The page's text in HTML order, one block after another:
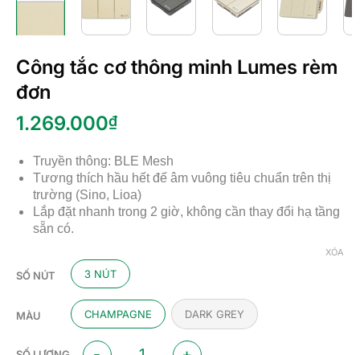
Công tắc cơ thông minh Lumes rèm
đơn
1.269.000₫
Truyền thông: BLE Mesh
Tương thích hầu hết đế âm vuông tiêu chuẩn trên thị
trường (Sino, Lioa)
Lắp đặt nhanh trong 2 giờ, không cần thay đổi hạ tầng
sẵn có.
SỐ NÚT 3 NÚT
MÀU CHAMPAGNE DARK GREY
XÓA
Công tắc cơ thông minh Lumes rèm đơn số lượng